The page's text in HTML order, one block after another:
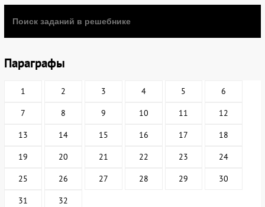
Параграфы
1 2 3 4 5 6
7 8 9 10 11 12
13 14 15 16 17 18
19 20 21 22 23 24
25 26 27 28 29 30
31 32